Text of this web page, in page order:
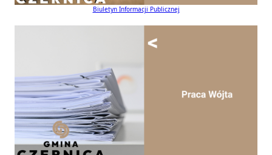
Biuletyn Informacji Publicznej